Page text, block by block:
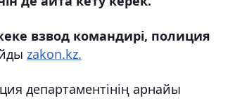
взвод командирі, полиция
zakon.kz.
департаментінің арнайы